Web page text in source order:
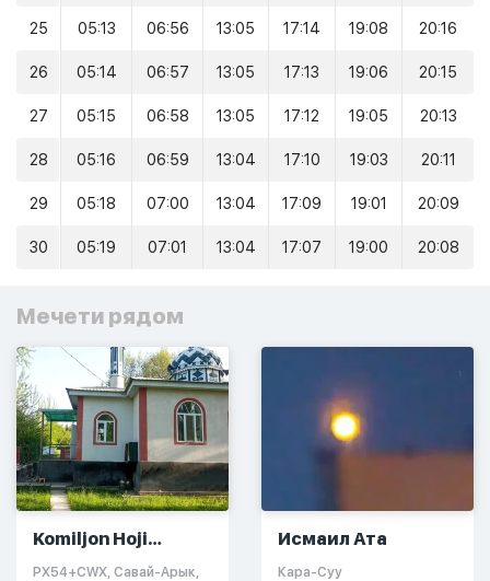
25 05:13 06:56 13:05 17:14 19:08 20:16
26 05:14 06:57 13:05 17:13 19:06 20:15
27 05:15 06:58 13:05 17:12 19:05 20:13
28 05:16 06:59 13:04 17:10 19:03 20:11
29 05:18 07:00 13:04 17:09 19:01 20:09
30 05:19 07:01 13:04 17:07 19:00 20:08
Мечети рядом
Komiljon Hoji
Masjidi
PX54+CWX, Савай-Арык,
Исмаил Ата
Кара-Суу